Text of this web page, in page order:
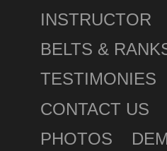
INSTRUCTOR
BELTS &
TESTIMONIES
CONTACT US
PHOTOS